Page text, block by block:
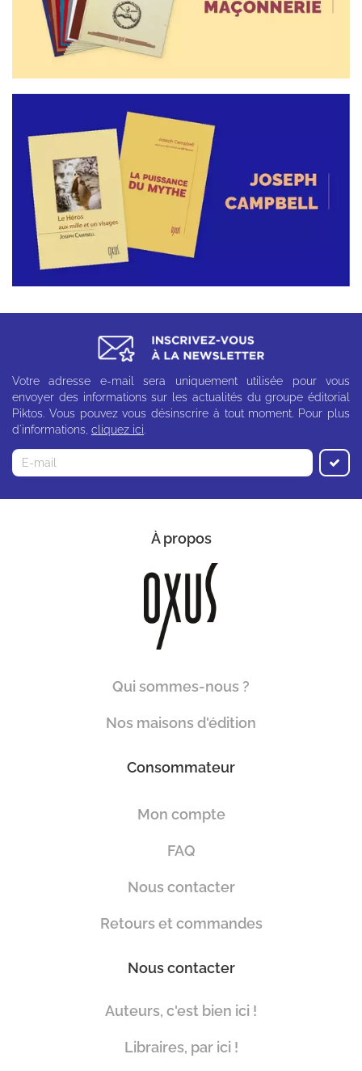
Votre adresse e-mail sera uniquement utilisée pour vous
envoyer des informations sur les actualités du groupe éditorial
Piktos. Vous pouvez vous désinscrire à tout moment. Pour plus
d'informations, cliquez ici.
À propos
Qui sommes-nous ?
Nos maisons d'édition
Consommateur
Mon compte
FAQ
Nous contacter
Retours et commandes
Nous contacter
Auteurs, c'est bien ici !
Libraires, par ici !